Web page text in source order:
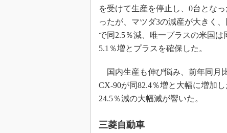
を受けて生産を停止し、0台とな
ったが、マツダ3の減産が大きく
で同2.5％減、唯一プラスの米国
5.1％増とプラスを確保した。
国内生産も伸び悩み、前年同月
CX-90が同82.4％増と大幅に増加
24.5％減の大幅減が響いた。
三菱自動車